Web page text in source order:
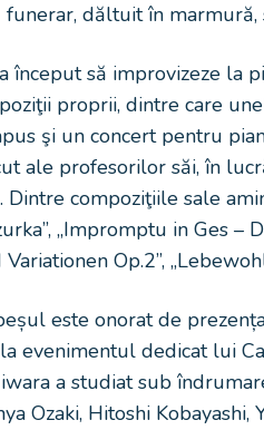
dăltuit în
început să improvizeze la
proprii, dintre care
şi un concert pentru
ale profesorilor săi, în
compoziţiile sale
„Impromptu in Ges
Op.2”,
este onorat de
evenimentul dedicat lui
a studiat sub
Ozaki, Hitoshi Kobayashi,